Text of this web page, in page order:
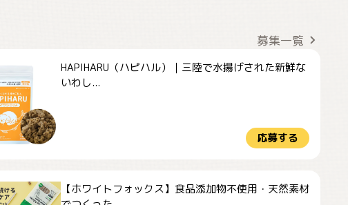
募集一覧
HAPIHARU（ハピハル）｜三陸で水揚げされた新鮮な
いわし...
応募する
【ホワイトフォックス】食品添加物不使用・天然素材